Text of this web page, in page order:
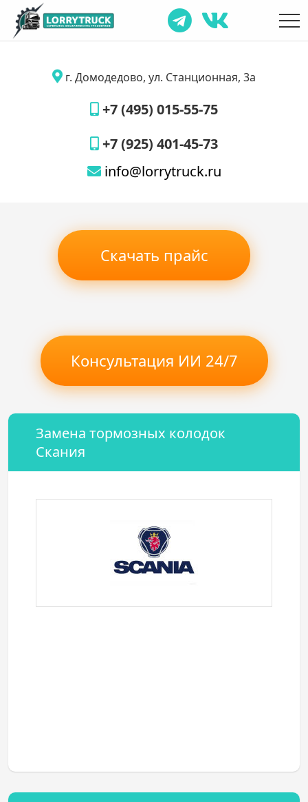
г. Домодедово, ул. Станционная, 3а
+7 (495) 015-55-75
+7 (925) 401-45-73
info@lorrytruck.ru
Скачать прайс
Консультация ИИ 24/7
Замена тормозных колодок
Скания